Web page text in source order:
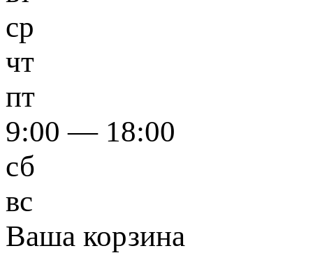
ср
чт
пт
9:00 — 18:00
сб
вс
Ваша корзина